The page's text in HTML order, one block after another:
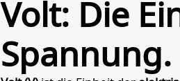
Volt: Die
Spannung.